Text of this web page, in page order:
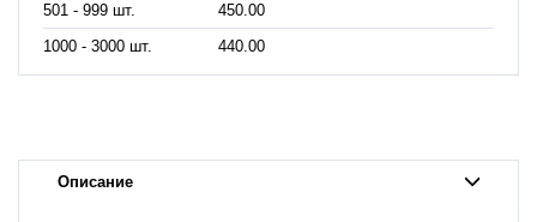
501 - 999 шт.
450.00
1000 - 3000 шт.
440.00
Описание